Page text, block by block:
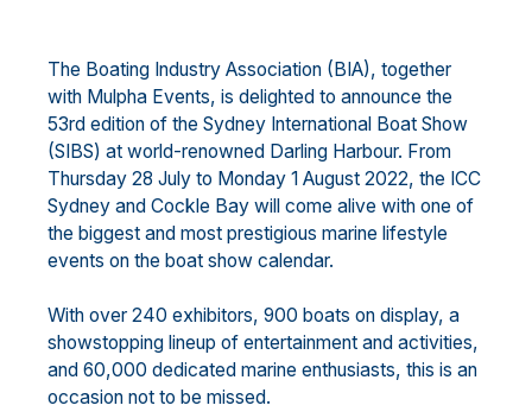
The Boating Industry Association (BIA), together
with Mulpha Events, is delighted to announce the
53rd edition of the Sydney International Boat Show
(SIBS) at world-renowned Darling Harbour. From
Thursday 28 July to Monday 1 August 2022, the ICC
Sydney and Cockle Bay will come alive with one of
the biggest and most prestigious marine lifestyle
events on the boat show calendar.
With over 240 exhibitors, 900 boats on display, a
showstopping lineup of entertainment and activities,
and 60,000 dedicated marine enthusiasts, this is an
occasion not to be missed.